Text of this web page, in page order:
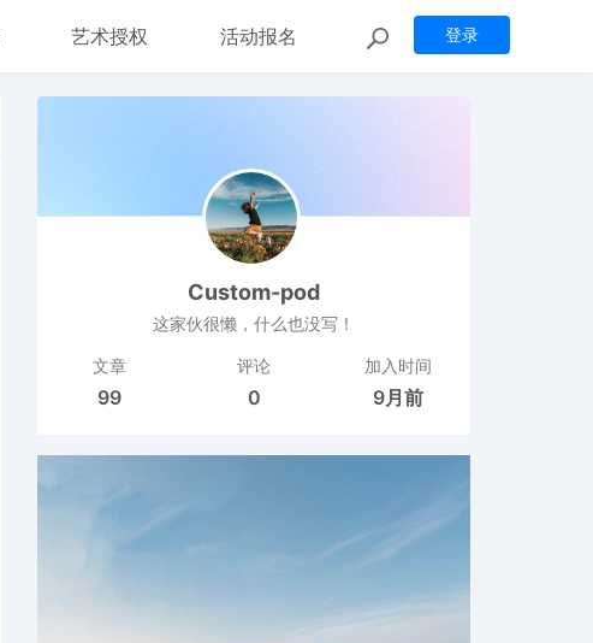
登录
艺术授权 活动报名
Custom-pod
这家伙很懒，什么也没写！
文章
99
评论
0
加入时间
9月前